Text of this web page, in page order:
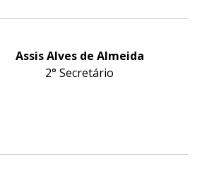
Assis Alves de Almeida
2° Secretário